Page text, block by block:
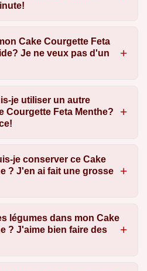
Cake Courgette Feta
Je ne veux pas d'un
je utiliser un autre
Courgette Feta Menthe?
je conserver ce Cake
? J'en ai fait une grosse
légumes dans mon Cake
? J'aime bien faire des